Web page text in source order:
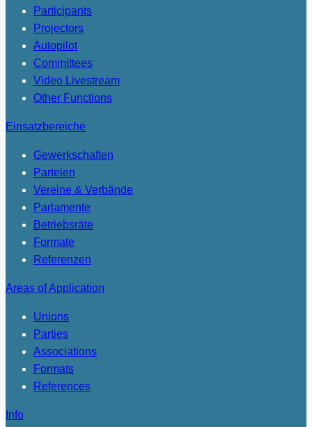
Participants
Projectors
Autopilot
Committees
Video Livestream
Other Functions
Einsatzbereiche
Gewerkschaften
Parteien
Vereine & Verbände
Parlamente
Betriebsräte
Formate
Referenzen
Areas of Application
Unions
Parties
Associations
Formats
References
Info